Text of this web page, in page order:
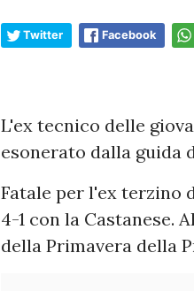
Twitter Facebook
L'ex tecnico delle
esonerato dalla guida
Fatale per l'ex terzino
4-1 con la Castanese.
della Primavera della